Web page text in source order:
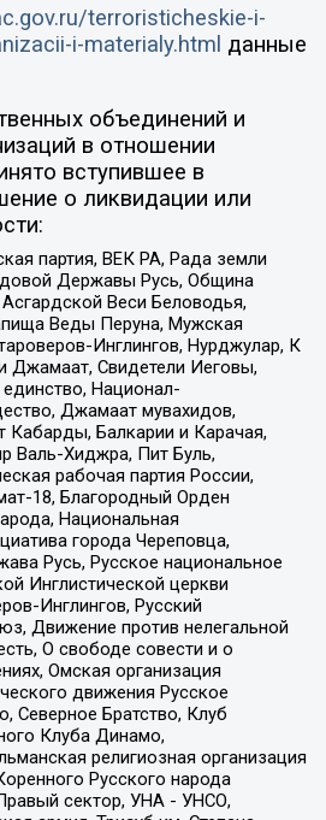
terroristicheskie-i-
i-materialy.html данные
объединений и
в отношении
вступившее в
о ликвидации или
партия, ВЕК РА, Рада земли
Державы Русь, Община
Веси Беловодья,
Веды Перуна, Мужская
Инглингов, Нурджулар, К
Джамаат, Свидетели Иеговы,
Национал-
Джамаат мувахидов,
Кабарды, Балкарии и Карачая,
Валь-Хиджра, Пит Буль,
рабочая партия России,
18, Благородный Орден
Национальная
города Череповца,
Русь, Русское национальное
Инглистической церкви
Инглингов, Русский
Движение против нелегальной
О свободе совести и о
Омская организация
движения Русское
Северное Братство, Клуб
Клуба Динамо,
религиозная организация
Русского народа
сектор, УНА - УНСО,